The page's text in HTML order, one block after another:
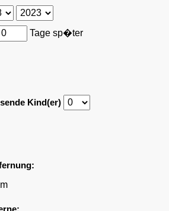
Tage sp�ter
Kind(er)